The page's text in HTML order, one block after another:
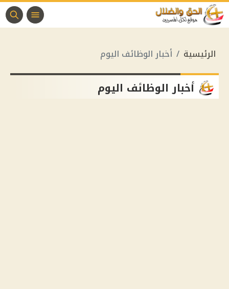
الرئيسية أخبار الوظائف اليوم
أخبار الوظائف اليوم